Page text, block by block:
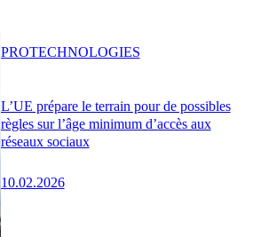
L’UE prépare le terrain pour de possibles
règles sur l’âge minimum d’accès aux
réseaux sociaux
10.02.2026
PROTECHNOLOGIES